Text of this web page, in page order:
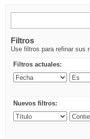
Filtros
Use filtros para refinar sus
Filtros actuales:
Nuevos filtros: